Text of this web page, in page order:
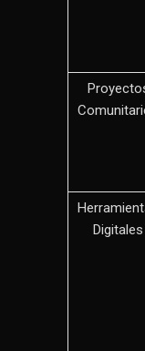
Digitales